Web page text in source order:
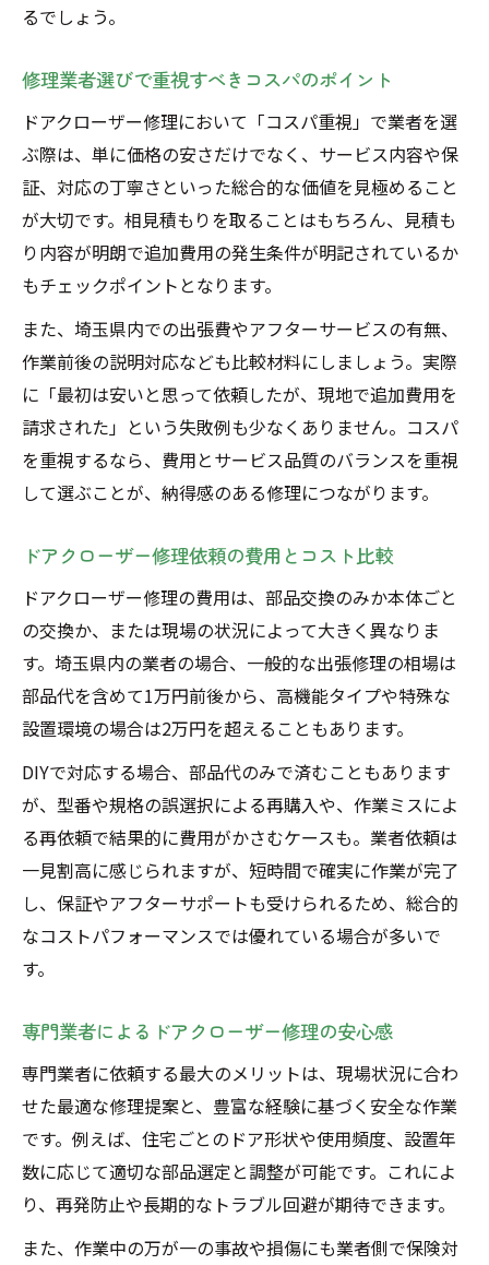
るでしょう。
修理業者選びで重視すべきコスパのポイント
ドアクローザー修理において「コスパ重視」で業者を選
ぶ際は、単に価格の安さだけでなく、サービス内容や保
証、対応の丁寧さといった総合的な価値を見極めること
が大切です。相見積もりを取ることはもちろん、見積も
り内容が明朗で追加費用の発生条件が明記されているか
もチェックポイントとなります。
また、埼玉県内での出張費やアフターサービスの有無、
作業前後の説明対応なども比較材料にしましょう。実際
に「最初は安いと思って依頼したが、現地で追加費用を
請求された」という失敗例も少なくありません。コスパ
を重視するなら、費用とサービス品質のバランスを重視
して選ぶことが、納得感のある修理につながります。
ドアクローザー修理依頼の費用とコスト比較
ドアクローザー修理の費用は、部品交換のみか本体ごと
の交換か、または現場の状況によって大きく異なりま
す。埼玉県内の業者の場合、一般的な出張修理の相場は
部品代を含めて1万円前後から、高機能タイプや特殊な
設置環境の場合は2万円を超えることもあります。
DIYで対応する場合、部品代のみで済むこともあります
が、型番や規格の誤選択による再購入や、作業ミスによ
る再依頼で結果的に費用がかさむケースも。業者依頼は
一見割高に感じられますが、短時間で確実に作業が完了
し、保証やアフターサポートも受けられるため、総合的
なコストパフォーマンスでは優れている場合が多いで
す。
専門業者によるドアクローザー修理の安心感
専門業者に依頼する最大のメリットは、現場状況に合わ
せた最適な修理提案と、豊富な経験に基づく安全な作業
です。例えば、住宅ごとのドア形状や使用頻度、設置年
数に応じて適切な部品選定と調整が可能です。これによ
り、再発防止や長期的なトラブル回避が期待できます。
また、作業中の万が一の事故や損傷にも業者側で保険対